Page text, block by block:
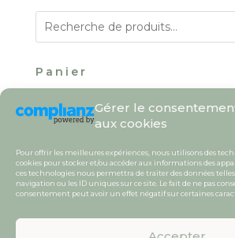
Gérer le
aux cookies
Pour offrir les meilleures expériences, nous utilisons des
cookies pour stocker et/ou accéder aux informations des
ces technologies nous permettra de traiter des données
navigation ou les ID uniques sur ce site. Le fait de ne pas
consentement peut avoir un effet négatif sur certaines
Panier
Copyright©charlotte-
2026 / Tous droits réservés /CGV
Politique de cookies